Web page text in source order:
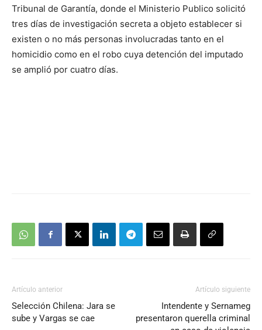
Tribunal de Garantía, donde el Ministerio Publico solicitó
tres días de investigación secreta a objeto establecer si
existen o no más personas involucradas tanto en el
homicidio como en el robo cuya detención del imputado
se amplió por cuatro días.
Artículo anterior
Selección Chilena: Jara se
sube y Vargas se cae
Artículo siguiente
Intendente y Sernameg
presentaron querella criminal